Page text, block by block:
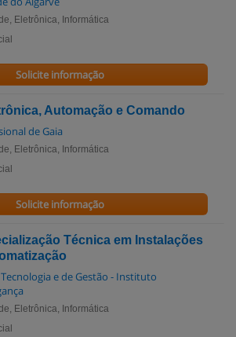
Eletrônica, Informática
Solicite informação
Automação e Comando
de Gaia
Eletrônica, Informática
Solicite informação
Técnica em Instalações
e de Gestão - Instituto
Eletrônica, Informática